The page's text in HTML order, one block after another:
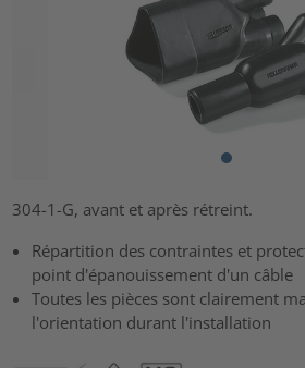
304-1-G, avant et après rétreint.
Répartition des contraintes et
point d'épanouissement d'un câble
Toutes les pièces sont clairement
l'orientation durant l'installation